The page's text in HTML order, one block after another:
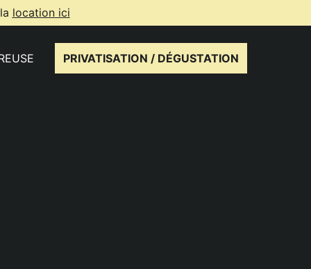
location ici
PRIVATISATION / DÉGUSTATION